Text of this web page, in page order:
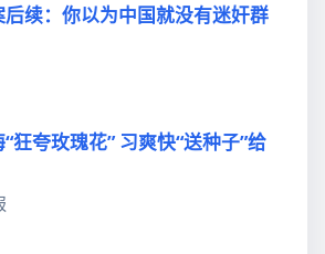
续：你以为中国就没有迷奸群
狂夸玫瑰花” 习爽快“送种子”给